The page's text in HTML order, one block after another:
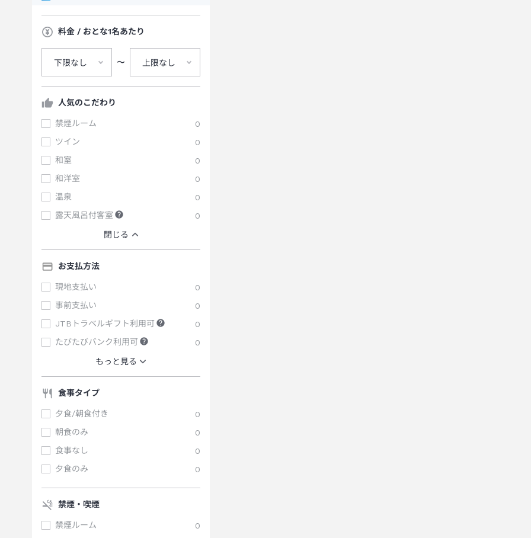
料金 / おとな1名あたり
下限なし 〜 上限なし
人気のこだわり
禁煙ルーム
0
ツイン
0
和室
0
和洋室
0
温泉
0
露天風呂付客室
0
閉じる
お支払方法
現地支払い
0
事前支払い
0
JTBトラベルギフト利用可
0
たびたびバンク利用可
0
もっと見る
食事タイプ
夕食/朝食付き
0
朝食のみ
0
食事なし
0
夕食のみ
0
禁煙・喫煙
禁煙ルーム
0